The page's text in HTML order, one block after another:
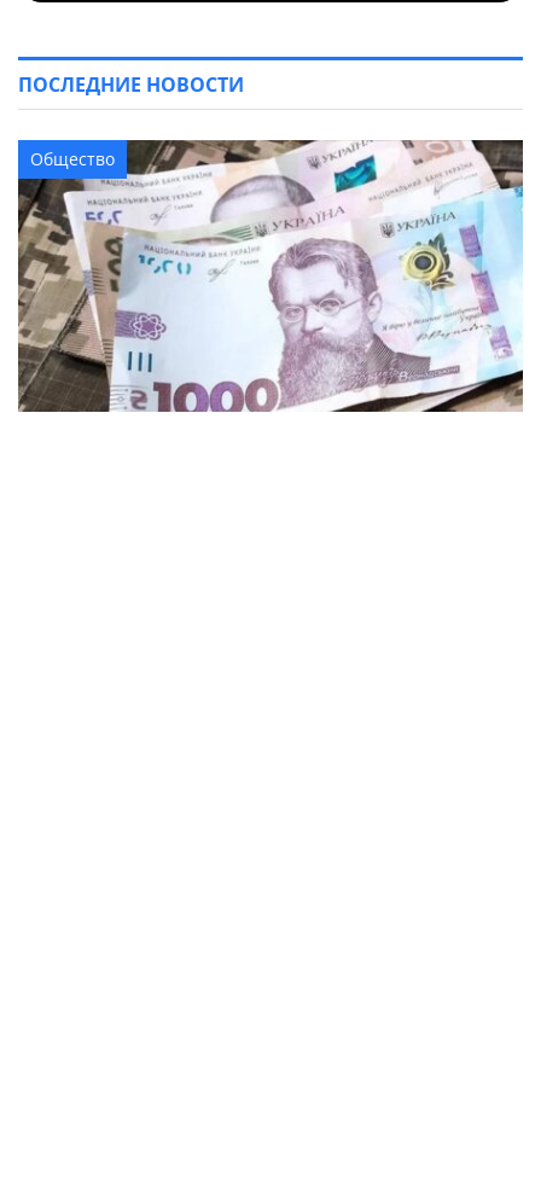
ПОСЛЕДНИЕ НОВОСТИ
Общество